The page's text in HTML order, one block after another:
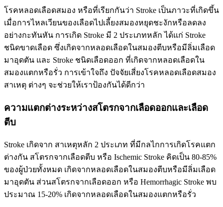
โรคหลอดเลือดสมอง หรือที่เรียกกันว่า Stroke เป็นภาวะที่เกิดขึ้น
เมื่อการไหลเวียนของเลือดไปเลี้ยงสมองหยุดชะงักหรือลดลง
อย่างกะทันหัน การเกิด Stroke มี 2 ประเภทหลัก ได้แก่ Stroke
ชนิดขาดเลือด ซึ่งเกิดจากหลอดเลือดในสมองตีบหรือมีลิ่มเลือด
มาอุดตัน และ Stroke ชนิดเลือดออก ที่เกิดจากหลอดเลือดใน
สมองแตกหรือรั่ว การเข้าใจถึง ปัจจัยเสี่ยงโรคหลอดเลือดสมอง
สาเหตุ ต่างๆ จะช่วยให้เราป้องกันได้ดีกว่า
ความแตกต่างระหว่างสโตรกจากเลือดออกและเลือด
ตีบ
Stroke เกิดจาก สาเหตุหลัก 2 ประเภท ที่มีกลไกการเกิดโรคแตก
ต่างกัน สโตรกจากเลือดตีบ หรือ Ischemic Stroke คิดเป็น 80-85%
ของผู้ป่วยทั้งหมด เกิดจากหลอดเลือดในสมองตีบหรือมีลิ่มเลือด
มาอุดตัน ส่วนสโตรกจากเลือดออก หรือ Hemorrhagic Stroke พบ
ประมาณ 15-20% เกิดจากหลอดเลือดในสมองแตกหรือรั่ว